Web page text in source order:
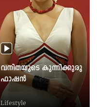
വനിതയുടെ കുന്നിക്കുരു
ഫാഷന്‍
Lifestyle